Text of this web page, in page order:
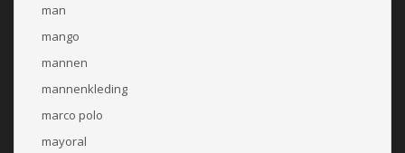
man
mango
mannen
mannenkleding
marco polo
mayoral